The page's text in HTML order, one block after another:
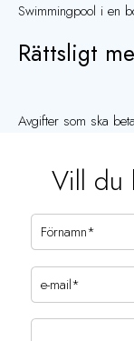
Swimmingpool i en
Rättsligt
Avgifter som ska
Vill du